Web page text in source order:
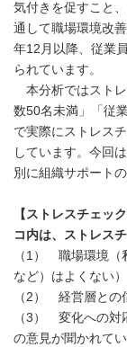
気付きを促すこと
通して職場環境改
年12月以降、従業
られています。
本分析ではストレ
数50名未満」「従
で実際にストレス
しています。今回
別に組織サポート
【ストレスチェッ
コ内は、ストレス
（1） 職場環境（
など）はよくない）
（2） 経営層との
（3） 変化への対
の意見が聞かれてい